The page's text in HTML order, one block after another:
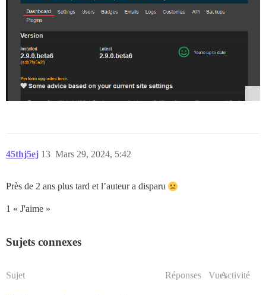
45thj5ej Mars 29, 2024, 5:42
13
Près de 2 ans plus tard et l’auteur a disparu
1 « J'aime »
Sujets connexes
Sujet Réponses VuesActivité